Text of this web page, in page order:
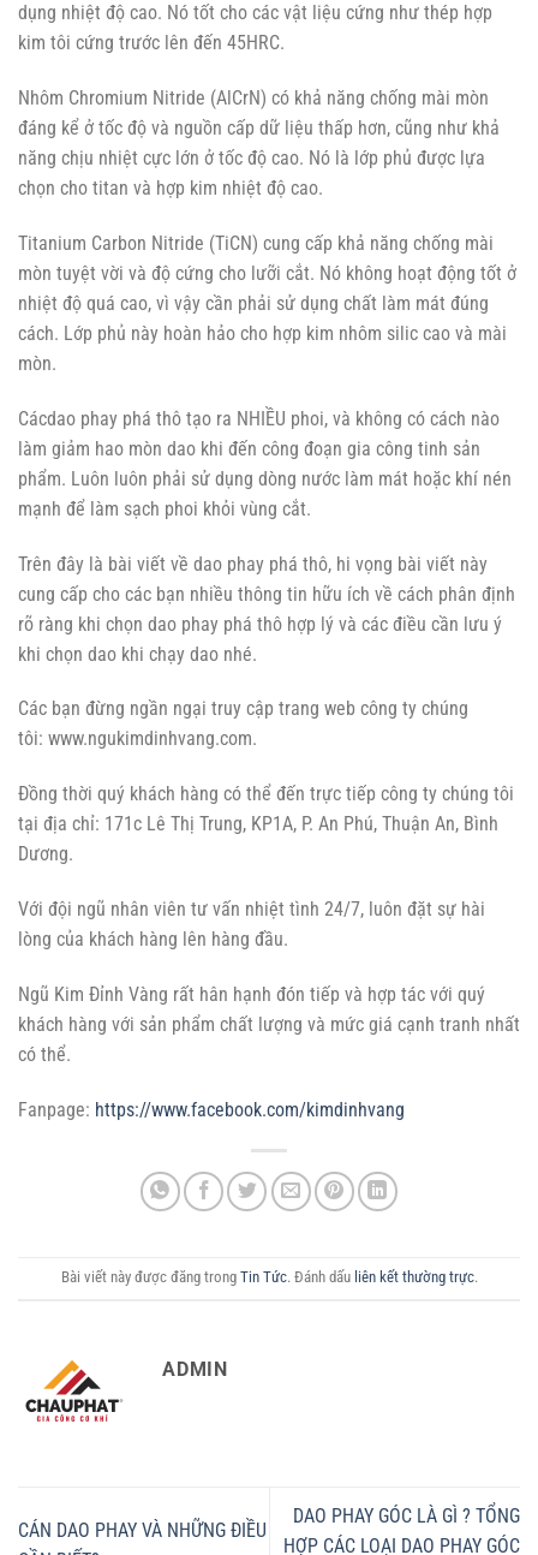
dụng nhiệt độ cao. Nó tốt cho các vật liệu cứng như thép hợp
kim tôi cứng trước lên đến 45HRC.
Nhôm Chromium Nitride (AlCrN) có khả năng chống mài mòn
đáng kể ở tốc độ và nguồn cấp dữ liệu thấp hơn, cũng như khả
năng chịu nhiệt cực lớn ở tốc độ cao. Nó là lớp phủ được lựa
chọn cho titan và hợp kim nhiệt độ cao.
Titanium Carbon Nitride (TiCN) cung cấp khả năng chống mài
mòn tuyệt vời và độ cứng cho lưỡi cắt. Nó không hoạt động tốt ở
nhiệt độ quá cao, vì vậy cần phải sử dụng chất làm mát đúng
cách. Lớp phủ này hoàn hảo cho hợp kim nhôm silic cao và mài
mòn.
Cácdao phay phá thô tạo ra NHIỀU phoi, và không có cách nào
làm giảm hao mòn dao khi đến công đoạn gia công tinh sản
phẩm. Luôn luôn phải sử dụng dòng nước làm mát hoặc khí nén
mạnh để làm sạch phoi khỏi vùng cắt.
Trên đây là bài viết về dao phay phá thô, hi vọng bài viết này
cung cấp cho các bạn nhiều thông tin hữu ích về cách phân định
rõ ràng khi chọn dao phay phá thô hợp lý và các điều cần lưu ý
khi chọn dao khi chạy dao nhé.
Các bạn đừng ngần ngại truy cập trang web công ty chúng
tôi: www.ngukimdinhvang.com.
Đồng thời quý khách hàng có thể đến trực tiếp công ty chúng tôi
tại địa chỉ: 171c Lê Thị Trung, KP1A, P. An Phú, Thuận An, Bình
Dương.
Với đội ngũ nhân viên tư vấn nhiệt tình 24/7, luôn đặt sự hài
lòng của khách hàng lên hàng đầu.
Ngũ Kim Đỉnh Vàng rất hân hạnh đón tiếp và hợp tác với quý
khách hàng với sản phẩm chất lượng và mức giá cạnh tranh nhất
có thể.
Fanpage: https://www.facebook.com/kimdinhvang
Bài viết này được đăng trong Tin Tức. Đánh dấu liên kết thường trực.
ADMIN
CÁN DAO PHAY VÀ NHỮNG ĐIỀU
DAO PHAY GÓC LÀ GÌ ? TỔNG
HỢP CÁC LOẠI DAO PHAY GÓC